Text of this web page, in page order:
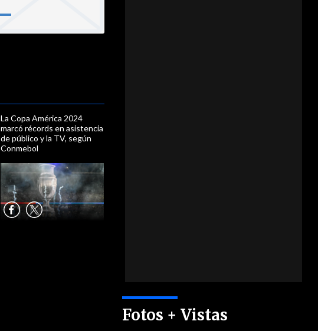
Fotos + Vistas
La Copa América 2024
marcó récords en asistencia
de público y la TV, según
Conmebol